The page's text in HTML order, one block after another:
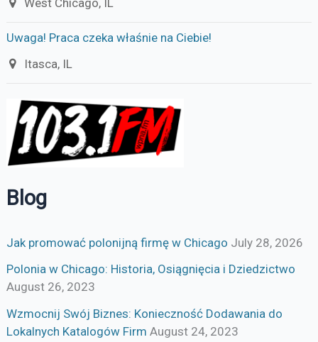
West Chicago, IL
Uwaga! Praca czeka właśnie na Ciebie!
Itasca, IL
Blog
Jak promować polonijną firmę w Chicago July 28, 2026
Polonia w Chicago: Historia, Osiągnięcia i Dziedzictwo
August 26, 2023
Wzmocnij Swój Biznes: Konieczność Dodawania do
Lokalnych Katalogów Firm August 24, 2023